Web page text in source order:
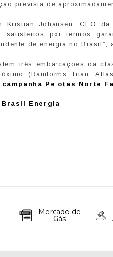
prevista de
Kristian Johansen, CEO
satisfeitos por termos
de energia no
três embarcações da
(Ramforms Titan,
campanha Pelotas Norte
Brasil Energia
Mercado de
Gás